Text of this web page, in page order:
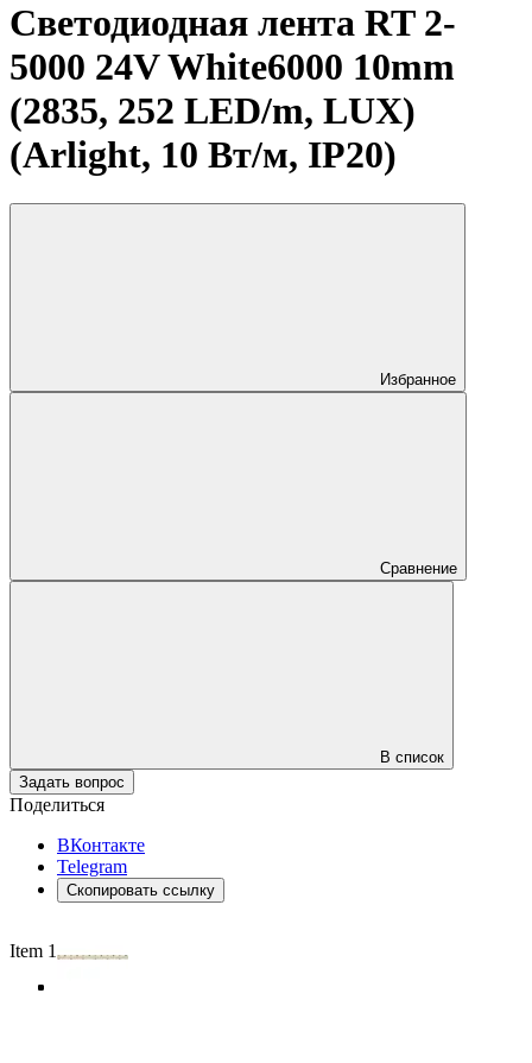
Светодиодная лента RT 2-
5000 24V White6000 10mm
(2835, 252 LED/m, LUX)
(Arlight, 10 Вт/м, IP20)
Избранное
Сравнение
В список
Задать вопрос
Поделиться
ВКонтакте
Telegram
Скопировать ссылку
Item 1 of 4